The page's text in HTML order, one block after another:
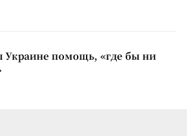
Украине помощь, «где бы ни